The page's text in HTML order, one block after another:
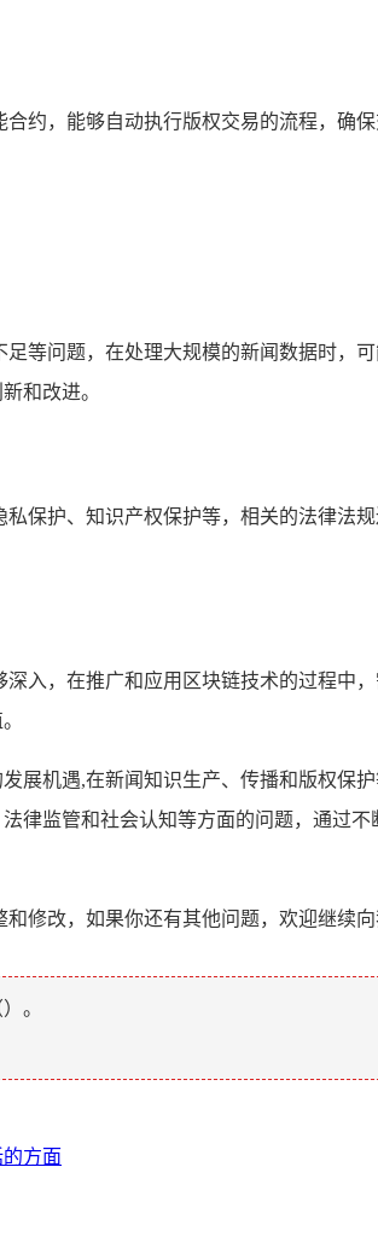
约，能够自动执行版权交易的流程，确
等问题，在处理大规模的新闻数据时，
和改进。
保护、知识产权保护等，相关的法律
入，在推广和应用区块链技术的过程
展机遇,在新闻知识生产、传播和版权
律监管和社会认知等方面的问题，通过
修改，如果你还有其他问题，欢迎继续向
）。
方面